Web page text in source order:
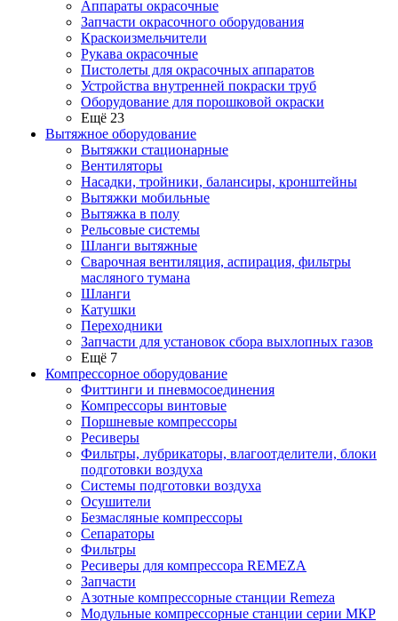
Аппараты окрасочные
Запчасти окрасочного оборудования
Краскоизмельчители
Рукава окрасочные
Пистолеты для окрасочных аппаратов
Устройства внутренней покраски труб
Оборудование для порошковой окраски
Ещё 23
Вытяжное оборудование
Вытяжки стационарные
Вентиляторы
Насадки, тройники, балансиры, кронштейны
Вытяжки мобильные
Вытяжка в полу
Рельсовые системы
Шланги вытяжные
Сварочная вентиляция, аспирация, фильтры
масляного тумана
Шланги
Катушки
Переходники
Запчасти для установок сбора выхлопных газов
Ещё 7
Компрессорное оборудование
Фиттинги и пневмосоединения
Компрессоры винтовые
Поршневые компрессоры
Ресиверы
Фильтры, лубрикаторы, влагоотделители, блоки
подготовки воздуха
Системы подготовки воздуха
Осушители
Безмасляные компрессоры
Сепараторы
Фильтры
Ресиверы для компрессора REMEZA
Запчасти
Азотные компрессорные станции Remeza
Модульные компрессорные станции серии МКР